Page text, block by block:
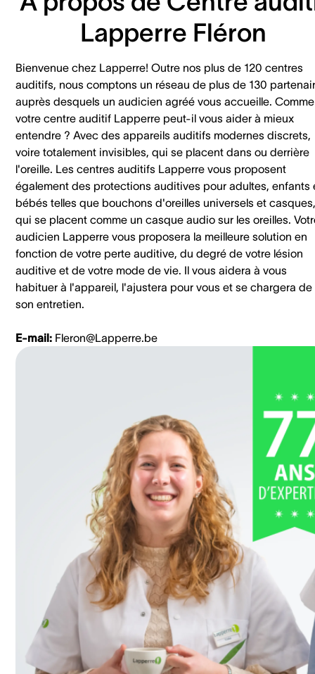
Lapperre Fléron
Bienvenue chez Lapperre! Outre nos plus de 120 centres
auditifs, nous comptons un réseau de plus de 130
auprès desquels un audicien agréé vous accueille.
votre centre auditif Lapperre peut-il vous aider à mieux
entendre ? Avec des appareils auditifs modernes discrets,
voire totalement invisibles, qui se placent dans ou derrière
l'oreille. Les centres auditifs Lapperre vous proposent
également des protections auditives pour adultes, enfants
bébés telles que bouchons d'oreilles universels et casques,
qui se placent comme un casque audio sur les oreilles.
audicien Lapperre vous proposera la meilleure solution en
fonction de votre perte auditive, du degré de votre lésion
auditive et de votre mode de vie. Il vous aidera à vous
habituer à l'appareil, l'ajustera pour vous et se chargera de
son entretien.
E-mail: Fleron@Lapperre.be